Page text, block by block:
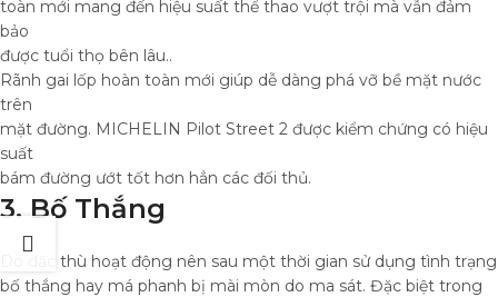
toàn mới mang đến hiệu suất thể thao vượt trội mà vẫn đảm
bảo
được tuổi thọ bên lâu..
Rãnh gai lốp hoàn toàn mới giúp dễ dàng phá vỡ bề mặt nước
trên
mặt đường. MICHELIN Pilot Street 2 được kiểm chứng có hiệu
suất
bám đường ướt tốt hơn hẳn các đối thủ.
3. Bố Thắng
Do đặc thù hoạt động nên sau một thời gian sử dụng tình trạng
bố thắng hay má phanh bị mài mòn do ma sát. Đặc biệt trong